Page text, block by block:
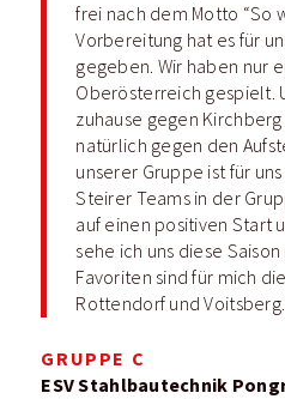
frei nach dem Motto “So
Vorbereitung hat es für
gegeben. Wir haben nur
Oberösterreich gespielt.
zuhause gegen
natürlich gegen den
unserer Gruppe ist für
Steirer Teams in der
auf einen positiven Start
sehe ich uns diese
Favoriten sind für mich
Rottendorf und
GRUPPE C
ESV Stahlbautechnik